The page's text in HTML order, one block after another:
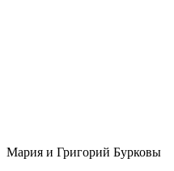
Мария и Григорий Бурковы